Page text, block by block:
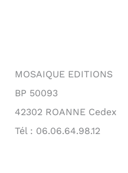
MOSAIQUE EDITIONS
BP 50093
42302 ROANNE Cedex
Tél : 06.06.64.98.12